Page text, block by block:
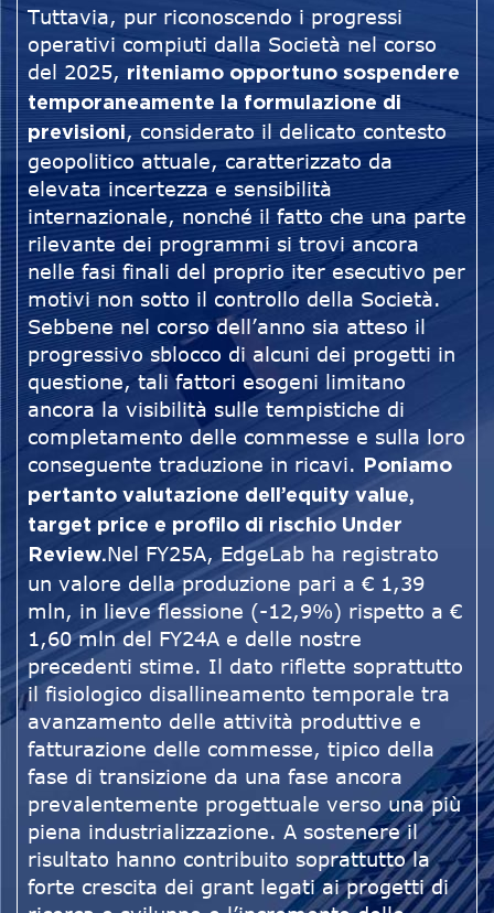
Tuttavia, pur riconoscendo i progressi
operativi compiuti dalla Società nel corso
del 2025, riteniamo opportuno sospendere
temporaneamente la formulazione di
previsioni, considerato il delicato contesto
geopolitico attuale, caratterizzato da
elevata incertezza e sensibilità
internazionale, nonché il fatto che una parte
rilevante dei programmi si trovi ancora
nelle fasi finali del proprio iter esecutivo per
motivi non sotto il controllo della Società.
Sebbene nel corso dell’anno sia atteso il
progressivo sblocco di alcuni dei progetti in
questione, tali fattori esogeni limitano
ancora la visibilità sulle tempistiche di
completamento delle commesse e sulla loro
conseguente traduzione in ricavi.
Poniamo
pertanto valutazione dell’equity value,
target price e profilo di rischio Under
Review.Nel FY25A, EdgeLab ha registrato
un valore della produzione pari a € 1,39
mln, in lieve flessione (-12,9%) rispetto a €
1,60 mln del FY24A e delle nostre
precedenti stime. Il dato riflette soprattutto
il fisiologico disallineamento temporale tra
avanzamento delle attività produttive e
fatturazione delle commesse, tipico della
fase di transizione da una fase ancora
prevalentemente progettuale verso una più
piena industrializzazione. A sostenere il
risultato hanno contribuito soprattutto la
forte crescita dei grant legati ai progetti di